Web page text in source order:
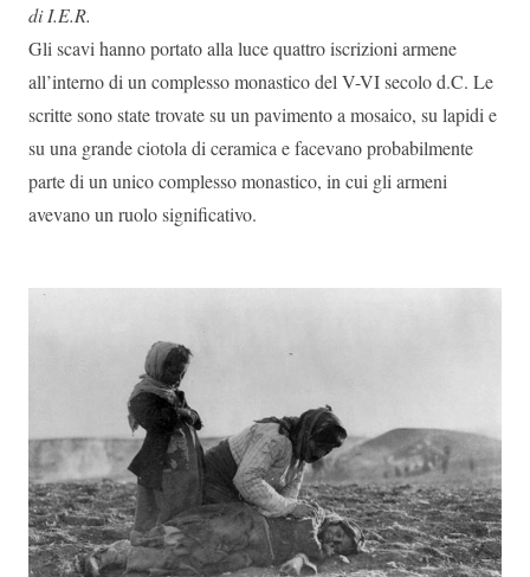
di I.E.R.
Gli scavi hanno portato alla luce quattro iscrizioni armene
all’interno di un complesso monastico del V-VI secolo d.C. Le
scritte sono state trovate su un pavimento a mosaico, su lapidi e
su una grande ciotola di ceramica e facevano probabilmente
parte di un unico complesso monastico, in cui gli armeni
avevano un ruolo significativo.